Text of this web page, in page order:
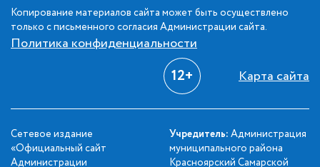
Копирование материалов сайта может быть осуществлено
только с письменного согласия Администрации сайта.
Политика конфиденциальности
12+ Карта сайта
Сетевое издание
«Официальный сайт
Администрации
Учредитель: Администрация
муниципального района
Красноярский Самарской